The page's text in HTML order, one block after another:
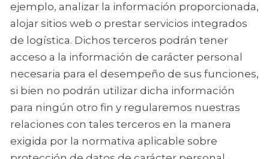
ejemplo, analizar la información proporcionada,
alojar sitios web o prestar servicios integrados
de logística. Dichos terceros podrán tener
acceso a la información de carácter personal
necesaria para el desempeño de sus funciones,
si bien no podrán utilizar dicha información
para ningún otro fin y regularemos nuestras
relaciones con tales terceros en la manera
exigida por la normativa aplicable sobre